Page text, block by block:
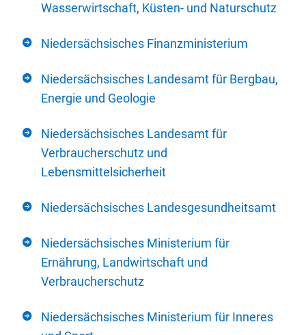
Wasserwirtschaft, Küsten- und Naturschutz
Niedersächsisches Finanzministerium
Niedersächsisches Landesamt für Bergbau,
Energie und Geologie
Niedersächsisches Landesamt für
Verbraucherschutz und
Lebensmittelsicherheit
Niedersächsisches Landesgesundheitsamt
Niedersächsisches Ministerium für
Ernährung, Landwirtschaft und
Verbraucherschutz
Niedersächsisches Ministerium für Inneres